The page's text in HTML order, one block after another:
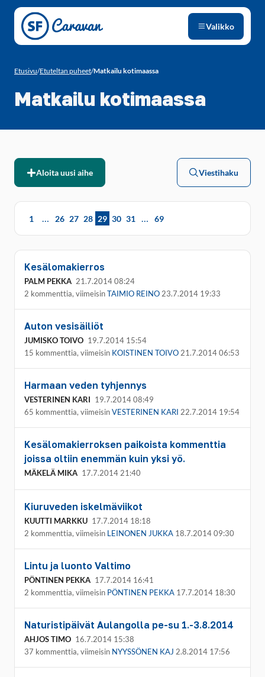
Siirry sivun sisältöön
Valikko
Etusivu/Etuteltan puheet/Matkailu kotimaassa
Matkailu kotimaassa
Aloita uusi aihe Viestihaku
1 … 26 27 28 29 30 31 … 69
Kesälomakierros
PALM PEKKA 21.7.2014 08:24
2 kommenttia, viimeisinTAIMIO REINO 23.7.2014 19:33
Auton vesisäiliöt
JUMISKO TOIVO 19.7.2014 15:54
15 kommenttia, viimeisin KOISTINEN TOIVO 21.7.2014 06:53
Harmaan veden tyhjennys
VESTERINEN KARI 19.7.2014 08:49
65 kommenttia, viimeisinVESTERINEN KARI 22.7.2014 19:54
Kesälomakierroksen paikoista kommenttia
joissa oltiin enemmän kuin yksi yö.
MÄKELÄ MIKA 17.7.2014 21:40
Kiuruveden iskelmäviikot
KUUTTI MARKKU 17.7.2014 18:18
2 kommenttia, viimeisin LEINONEN JUKKA 18.7.2014 09:30
Lintu ja luonto Valtimo
PÖNTINEN PEKKA 17.7.2014 16:41
2 kommenttia, viimeisin PÖNTINEN PEKKA 17.7.2014 18:30
Naturistipäivät Aulangolla pe-su 1.-3.8.2014
AHJOS TIMO 16.7.2014 15:38
37 kommenttia, viimeisin NYYSSÖNEN KAJ 2.8.2014 17:56